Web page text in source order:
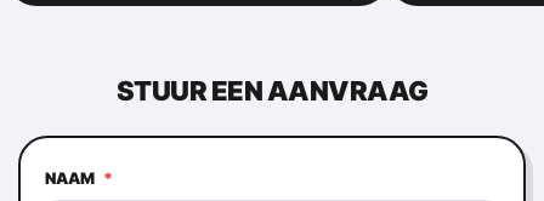
STUUR EEN AANVRAAG
NAAM *